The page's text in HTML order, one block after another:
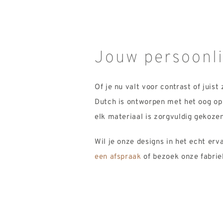
Jouw
Of je nu valt voor contrast of juist
Dutch is ontworpen met het oog
elk materiaal is zorgvuldig
Wil je onze designs in het echt
een afspraak of bezoek onze